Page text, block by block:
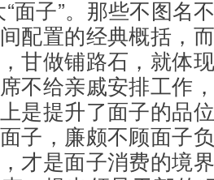
面子”。那些不图名
配置的经典概括，
甘做铺路石，就体
不给亲戚安排工作
是提升了面子的品
子，廉颇不顾面子
才是面子消费的境